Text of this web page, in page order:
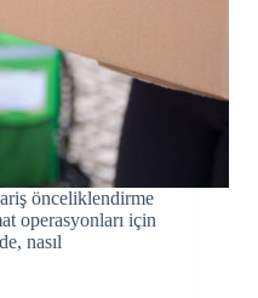
önceliklendirme
operasyonları için
nasıl